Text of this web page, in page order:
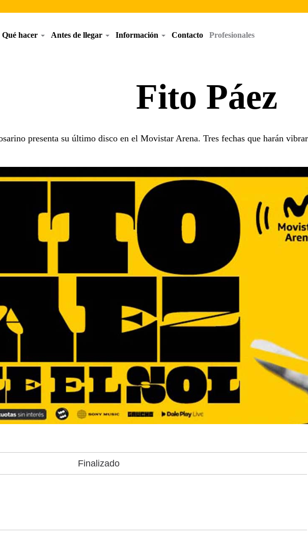
Qué hacer Antes de llegar Información Contacto Profesionales
Fito Páez
presenta su último disco en el Movistar Arena. Tres fechas que harán
Finalizado